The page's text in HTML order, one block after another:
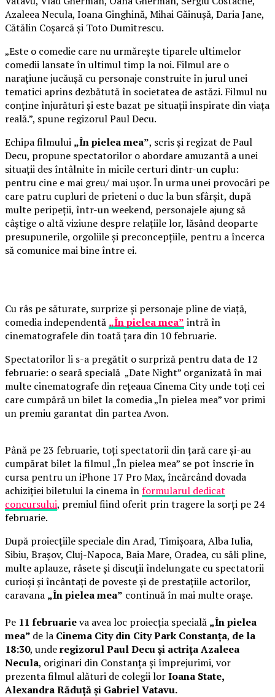
Azaleea Necula, Ioana Ginghină, Mihai Găinușă, Daria Jane,
Cătălin Coșarcă și Toto Dumitrescu.
„Este o comedie care nu urmărește tiparele ultimelor
comedii lansate în ultimul timp la noi. Filmul are o
narațiune jucăușă cu personaje construite în jurul unei
tematici aprins dezbătută în societatea de astăzi. Filmul nu
conține înjurături și este bazat pe situații inspirate din viața
reală.”, spune regizorul Paul Decu.
Echipa filmului „În pielea mea”, scris și regizat de Paul
Decu, propune spectatorilor o abordare amuzantă a unei
situații des întâlnite în micile certuri dintr-un cuplu:
pentru cine e mai greu/ mai ușor. În urma unei provocări pe
care patru cupluri de prieteni o duc la bun sfârșit, după
multe peripeții, într-un weekend, personajele ajung să
câștige o altă viziune despre relațiile lor, lăsând deoparte
presupunerile, orgoliile și preconcepțiile, pentru a încerca
să comunice mai bine între ei.
Cu râs pe săturate, surprize și personaje pline de viață,
comedia independentă „În pielea mea” intră în
cinematografele din toată țara din 10 februarie.
Spectatorilor li s-a pregătit o surpriză pentru data de 12
februarie: o seară specială „Date Night” organizată în mai
multe cinematografe din rețeaua Cinema City unde toți cei
care cumpără un bilet la comedia „În pielea mea” vor primi
un premiu garantat din partea Avon.
Până pe 23 februarie, toți spectatorii din țară care și-au
cumpărat bilet la filmul „În pielea mea” se pot înscrie în
cursa pentru un iPhone 17 Pro Max, încărcând dovada
achiziției biletului la cinema înformularul dedicat
concursului, premiul fiind oferit prin tragere la sorți pe 24
februarie.
După proiecțiile speciale din Arad, Timișoara, Alba Iulia,
Sibiu, Brașov, Cluj-Napoca, Baia Mare, Oradea, cu săli pline,
multe aplauze, râsete și discuții îndelungate cu spectatorii
curioși și încântați de poveste și de prestațiile actorilor,
caravana „În pielea mea” continuă în mai multe orașe.
Pe 11 februarieva avea loc proiecția specială „În pielea
mea” de la Cinema City din City Park Constanța, de la
18:30, underegizorul Paul Decu și actrița Azaleea
Necula, originari din Constanța și împrejurimi, vor
prezenta filmul alături de colegii lorIoana State,
Alexandra Răduță și Gabriel Vatavu.